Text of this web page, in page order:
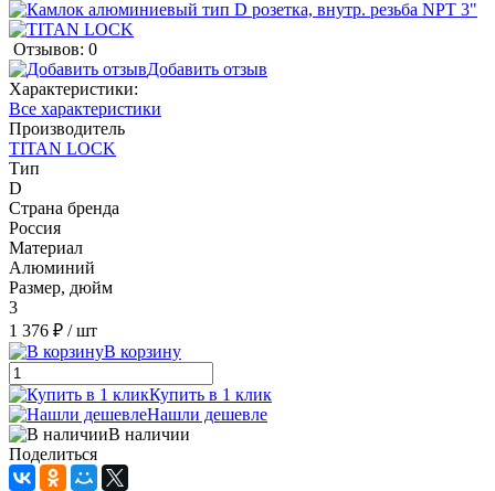
Отзывов: 0
Добавить отзыв
Характеристики:
Все характеристики
Производитель
TITAN LOCK
Тип
D
Страна бренда
Россия
Материал
Алюминий
Размер, дюйм
3
1 376 ₽ / шт
В корзину
Купить в 1 клик
Нашли дешевле
В наличии
Поделиться